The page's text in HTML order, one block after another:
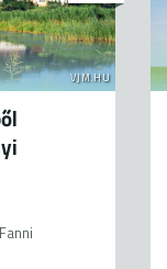
VJM.HU